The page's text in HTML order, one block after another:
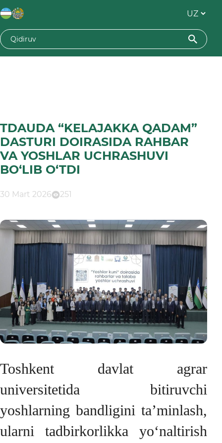
TDAUDA “KELAJAKKA QADAM”
DASTURI DOIRASIDA RAHBAR
VA YOSHLAR UCHRASHUVI
BO‘LIB O‘TDI
30 Mart 2026 251
Toshkent davlat agrar
universitetida bitiruvchi
yoshlarning bandligini ta’minlash,
ularni tadbirkorlikka yo‘naltirish